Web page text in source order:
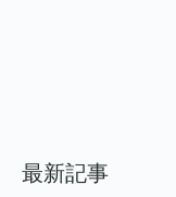
最新記事